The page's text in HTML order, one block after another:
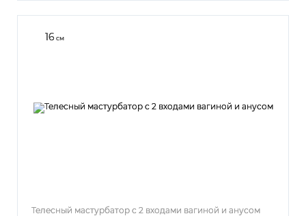
16 см
Телесный мастурбатор с 2 входами вагиной и анусом